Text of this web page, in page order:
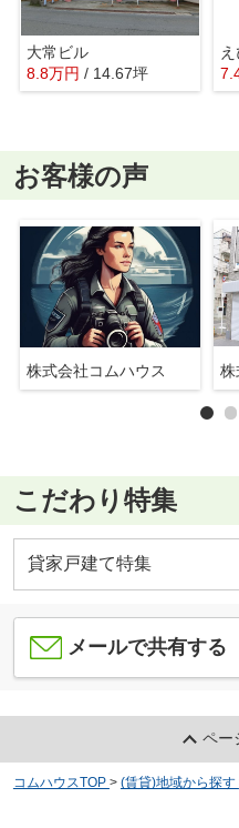
大常ビル
8.8万円 / 14.67坪
お客様の声
株式会社コムハウス 株
こだわり特集
貸家戸建て特集
メールで共有する
ペー
コムハウスTOP > (賃貸)地域から探す